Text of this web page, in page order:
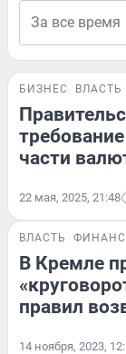
БИЗНЕС ВЛАСТЬ
части
22 мая, 2025, 21:48
ВЛАСТЬ
В Кремле
правил
14 ноября, 2023,